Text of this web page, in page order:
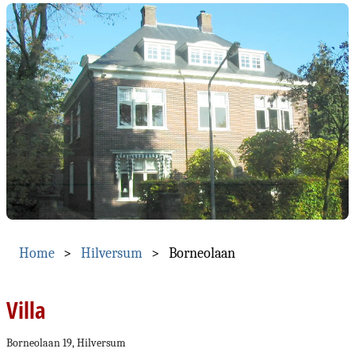
Home Hilversum Borneolaan
Villa
Borneolaan 19, Hilversum